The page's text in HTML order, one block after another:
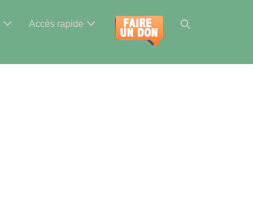
Accès rapide
Basculer